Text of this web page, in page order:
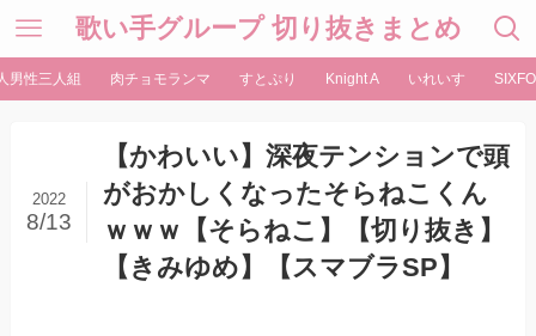
歌い手グループ 切り抜きまとめ
男性三人組 肉チョモランマ すとぷり Knight A いれいす
【かわいい】深夜テンションで頭
がおかしくなったそらねこくん
ｗｗｗ【そらねこ】【切り抜き】
【きみゆめ】【スマブラSP】
2022
8/13